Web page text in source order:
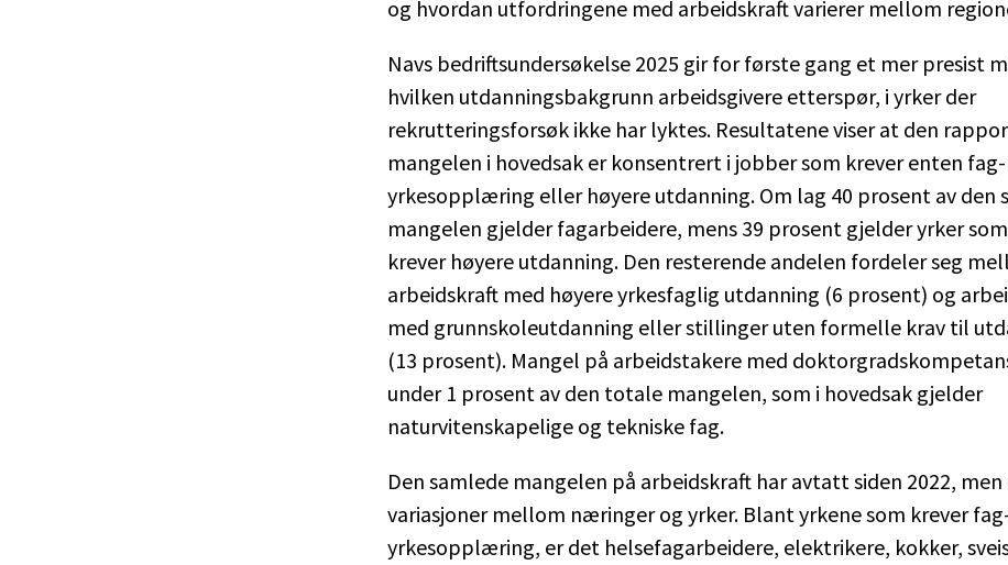
og hvordan utfordringene med arbeidskraft varierer mellom
Navs bedriftsundersøkelse 2025 gir for første gang et mer presist
hvilken utdanningsbakgrunn arbeidsgivere etterspør, i yrker der
rekrutteringsforsøk ikke har lyktes. Resultatene viser at den
mangelen i hovedsak er konsentrert i jobber som krever enten
yrkesopplæring eller høyere utdanning. Om lag 40 prosent av den
mangelen gjelder fagarbeidere, mens 39 prosent gjelder yrker
krever høyere utdanning. Den resterende andelen fordeler seg
arbeidskraft med høyere yrkesfaglig utdanning (6 prosent) og
med grunnskoleutdanning eller stillinger uten formelle krav til
(13 prosent). Mangel på arbeidstakere med
under 1 prosent av den totale mangelen, som i hovedsak gjelder
naturvitenskapelige og tekniske fag.
Den samlede mangelen på arbeidskraft har avtatt siden 2022,
variasjoner mellom næringer og yrker. Blant yrkene som krever
yrkesopplæring, er det helsefagarbeidere, elektrikere, kokker,